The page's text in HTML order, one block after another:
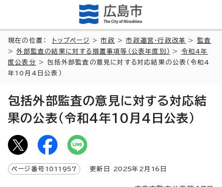
現在の位置： トップページ >市政 >市政運営・行政改革 > 監査
>外部監査の結果に対する措置事項等（公表年度別） > 令和4年
度公表分 > 包括外部監査の意見に対する対応結果の公表（令和4
年10月4日公表）
包括外部監査の意見に対する対応結
果の公表（令和4年10月4日公表）
ページ番号 1011957 更新日 2025年2月 16 日